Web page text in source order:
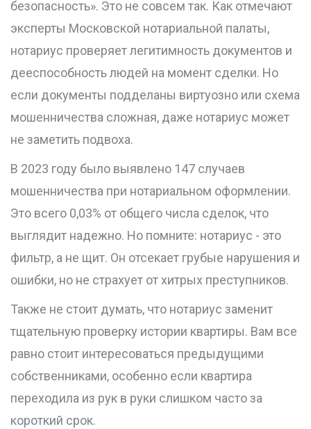
безопасность». Это не совсем так. Как отмечают
эксперты Московской нотариальной палаты,
нотариус проверяет легитимность документов и
дееспособность людей на момент сделки. Но
если документы подделаны виртуозно или схема
мошенничества сложная, даже нотариус может
не заметить подвоха.
В 2023 году было выявлено 147 случаев
мошенничества при нотариальном оформлении.
Это всего 0,03% от общего числа сделок, что
выглядит надежно. Но помните: нотариус - это
фильтр, а не щит. Он отсекает грубые нарушения и
ошибки, но не страхует от хитрых преступников.
Также не стоит думать, что нотариус заменит
тщательную проверку истории квартиры. Вам все
равно стоит интересоваться предыдущими
собственниками, особенно если квартира
переходила из рук в руки слишком часто за
короткий срок.